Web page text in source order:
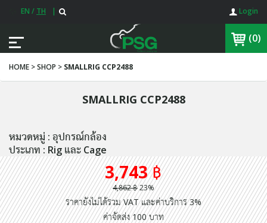
EN / TH | Login
(0)
HOME > SHOP > SMALLRIG CCP2488
SMALLRIG CCP2488
หมวดหมู่ : อุปกรณ์กล้อง
ประเภท : Rig และ Cage
3,743 ฿
4,862 ฿23%
ราคายังไม่ได้รวม VAT และค่าบริการ 3%
ค่าจัดส่ง 100 บาท